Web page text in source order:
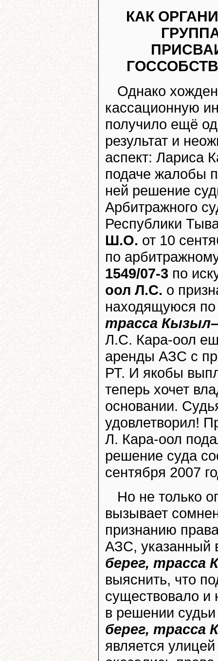
КАК
Однако
кассационную
получило ещё
результат и
аспект: Лариса
подаче жалобы
ней решение
Арбитражного
Республики
Ш.О. от 10
по
1549/07-3 по
оол Л.С. о
находящуюся
трасса
Л.С. Кара-оол
аренды АЗС с
РТ. И якобы
теперь хочет
основании.
удовлетворил!
Л. Кара-оол
решение суда
сентября 2007
Но не только
вызывает
признанию
АЗС, указанный
берег, трасса
выяснить, что
существовало и
в решении
берег, трасса
является